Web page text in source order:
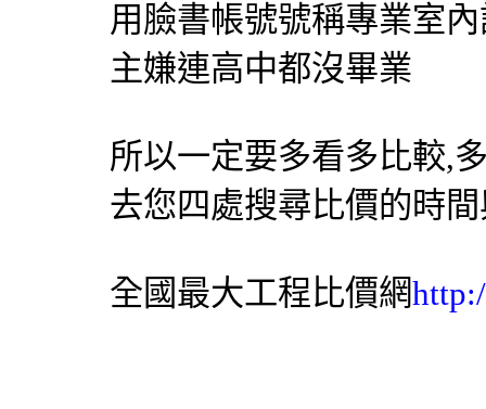
用臉書帳號號稱專業室
主嫌連高中都沒畢業
所以一定要多看多比較,
去您四處搜尋比價的時
全國最大工程比價網